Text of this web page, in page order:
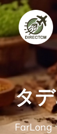
コ
ン
テ
ン
に
ス
キ
タ
FarLong